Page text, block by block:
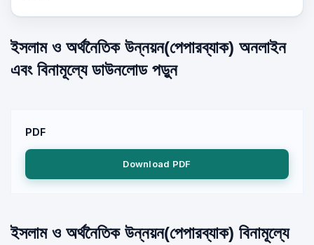
ইসলাম ও অর্থনৈতিক উন্নয়ন(পেপারব্যাক) অনলাইন
এবং বিনামূল্যে ডাউনলোড পড়ুন
PDF
Download PDF
ইসলাম ও অর্থনৈতিক উন্নয়ন(পেপারব্যাক) বিনামূল্যে